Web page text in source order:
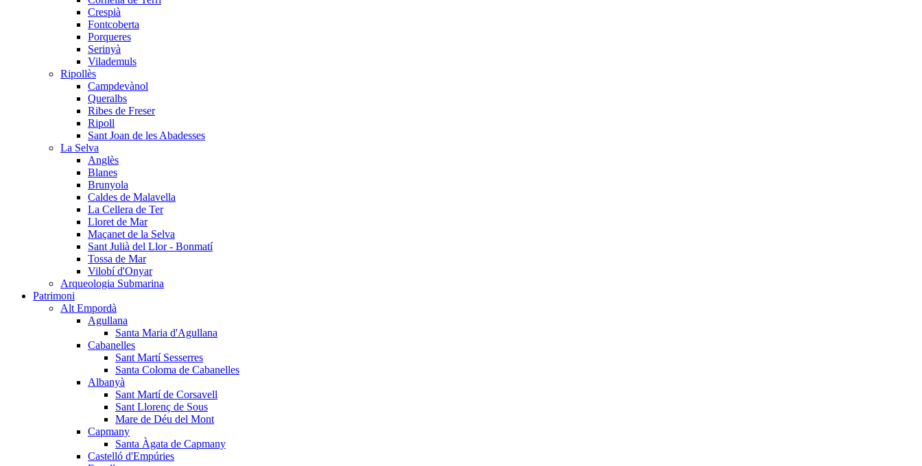
Crespià
Fontcoberta
Porqueres
Serinyà
Vilademuls
Ripollès
Campdevànol
Queralbs
Ribes de Freser
Ripoll
Sant Joan de les Abadesses
La Selva
Anglès
Blanes
Brunyola
Caldes de Malavella
La Cellera de Ter
Lloret de Mar
Maçanet de la Selva
Sant Julià del Llor - Bonmatí
Tossa de Mar
Vilobí d'Onyar
Arqueologia Submarina
Patrimoni
Alt Empordà
Agullana
Santa Maria d'Agullana
Cabanelles
Sant Martí Sesserres
Santa Coloma de Cabanelles
Albanyà
Sant Martí de Corsavell
Sant Llorenç de Sous
Mare de Déu del Mont
Capmany
Santa Àgata de Capmany
Castelló d'Empúries